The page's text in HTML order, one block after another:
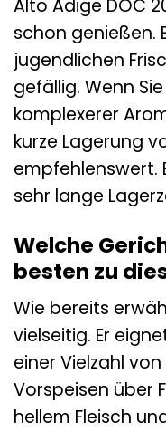
Alto Adige DOC
schon genießen.
jugendlichen
gefällig. Wenn
komplexerer
kurze Lagerung
empfehlenswert.
sehr lange
Welche
besten zu
Wie bereits
vielseitig. Er
einer Vielzahl
Vorspeisen über
hellem Fleisch